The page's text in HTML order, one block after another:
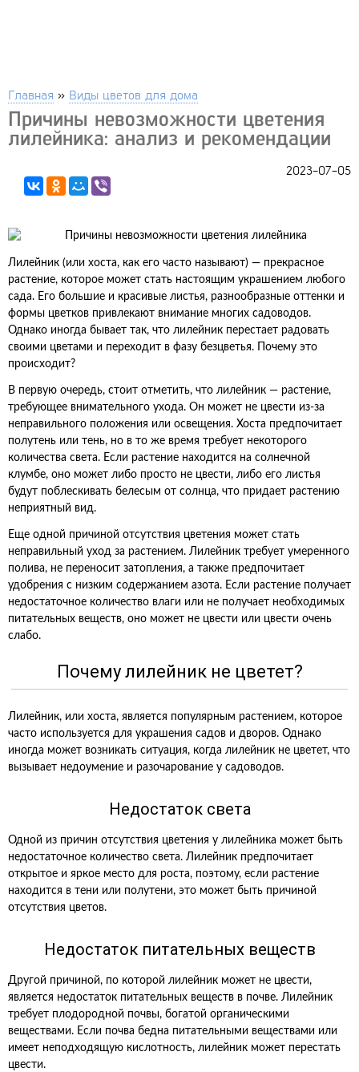
Главная » Виды цветов для дома
Причины невозможности цветения
лилейника: анализ и рекомендации
2023-07-05
Лилейник (или хоста, как его часто называют) — прекрасное
растение, которое может стать настоящим украшением любого
сада. Его большие и красивые листья, разнообразные оттенки и
формы цветков привлекают внимание многих садоводов.
Однако иногда бывает так, что лилейник перестает радовать
своими цветами и переходит в фазу безцветья. Почему это
происходит?
В первую очередь, стоит отметить, что лилейник — растение,
требующее внимательного ухода. Он может не цвести из-за
неправильного положения или освещения. Хоста предпочитает
полутень или тень, но в то же время требует некоторого
количества света. Если растение находится на солнечной
клумбе, оно может либо просто не цвести, либо его листья
будут поблескивать белесым от солнца, что придает растению
неприятный вид.
Еще одной причиной отсутствия цветения может стать
неправильный уход за растением. Лилейник требует умеренного
полива, не переносит затопления, а также предпочитает
удобрения с низким содержанием азота. Если растение получает
недостаточное количество влаги или не получает необходимых
питательных веществ, оно может не цвести или цвести очень
слабо.
Почему лилейник не цветет?
Лилейник, или хоста, является популярным растением, которое
часто используется для украшения садов и дворов. Однако
иногда может возникать ситуация, когда лилейник не цветет, что
вызывает недоумение и разочарование у садоводов.
Недостаток света
Одной из причин отсутствия цветения у лилейника может быть
недостаточное количество света. Лилейник предпочитает
открытое и яркое место для роста, поэтому, если растение
находится в тени или полутени, это может быть причиной
отсутствия цветов.
Недостаток питательных веществ
Другой причиной, по которой лилейник может не цвести,
является недостаток питательных веществ в почве. Лилейник
требует плодородной почвы, богатой органическими
веществами. Если почва бедна питательными веществами или
имеет неподходящую кислотность, лилейник может перестать
цвести.